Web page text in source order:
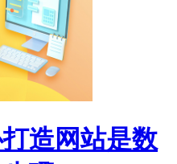
造网站是数